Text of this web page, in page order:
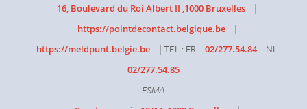
16, Boulevard du Roi Albert II ,1000 Bruxelles |
https://pointdecontact.belgique.be |
https://meldpunt.belgie.be | TEL : FR 02/277.54.84 NL
02/277.54.85
FSMA